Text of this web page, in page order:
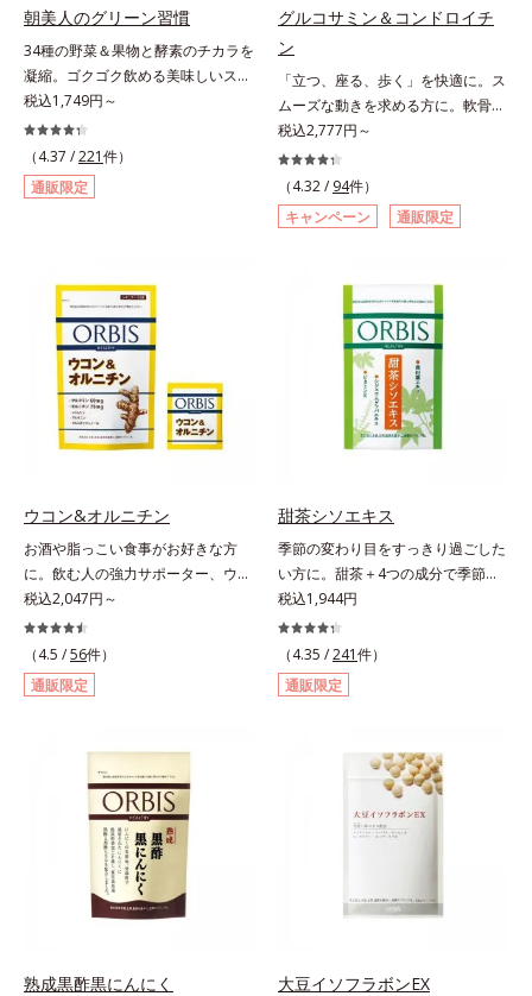
朝美人のグリーン習慣
34種の野菜＆果物と酵素のチカラを
凝縮。ゴクゴク飲める美味しいスム
ージーでスッキリ生活をサポート。
酵素と野菜＆果物のパワーで、スッ
キリ生活を応援する、粉末状の酵素
スムージーです。赤米や大麦などの
9種の素材を、黒・黄・白の3種の麹
ド・ウィートグラスや緑黄色野菜な
ど、厳選した34種の野菜と果物もた
っぷり入っており、いろいろな素材
を手軽に摂取できます。やすらぎの
ローズマリーとペパーミントの2種
のハーブも入っています。豆乳また
は水と混ぜるだけの簡単スムージー
税込1,749円～
（4.37 /221件）
通販限定
グルコサミン＆コンドロイチ
ン
「立つ、座る、歩く」を快適に。ス
ムーズな動きを求める方に。軟骨の
構成成分のもととなるグルコサミン
は体内でも作られますが、加齢とと
もに分解が進行してしまいます。そ
こで、オルビスは軟骨成分にこだわ
りました。6粒中にグルコサミンを
るサメの軟骨成分のコンドロイチン
硫酸を120mg配合。ふしぶしに大
切なⅡ型コラーゲンをプラスし、ス
ムーズな動きをサポートします。そ
れらに加え、ハス胚芽エキス、生姜
エキスも配合。女性想いのサポート
植物素材で、毎日の快適をサポート
します。飲みやすさにもこだわりま
ることにより特有臭を軽減。粒も小
さくなっています。年齢を重ねても
ハツラツと歩きたい方、よくスポー
ツをする方にもおすすめです。ふし
ぶしが気になったら、軟骨成分に注
目し、毎日に摂り入れて快適に過ご
してみませんか。
税込2,777円～
（4.32 / 94件）
キャンペーン
通販限定
ウコン&オルニチン
お酒や脂っこい食事がお好きな方
に。飲む人の強力サポーター、ウコ
ンの中でも特有成分「クルクミン」
を豊富に含む秋ウコンを使用しまし
た。2粒で60mｇも摂れるので、翌
日も朝からさわやかに活動できま
す。さらに、ウコンと並んで飲む人
「オルニチン」を配合しました。し
じみ約200個分*相当のオルニチン
が、アルギニン、シトルリンととも
に働いて、内側からの立ち直りをし
っかりサポートします。お酒や脂っ
こい食事をした翌日の体調を整えた
い方におすすめのサプリメントで
す。＊オルビス調べ
税込2,047円～
（4.5 /56件）
通販限定
甜茶シソエキス
季節の変わり目をすっきり過ごした
い方に。甜茶＋4つの成分で季節に
負けない健康づくりを。GODポリ
フェノールを含むバラ科の甜茶に加
え、3種の植物成分（シソ種子エキ
ス、シジュウムグァバエキス、黄杞
葉エキス）とビタミンEを配合しま
作用。眠くなることもないので、仕
事はもちろん車を運転するときにも
大丈夫。いつでも気軽に摂れます。
気になる不快感に直接アプローチし
開けるのがコワイ」「ティッシュと
マスクが手放せない」「買い物に行
スメです。
税込1,944円
（4.35 /241件）
通販限定
熟成黒酢黒にんにく 大豆イソフラボンEX